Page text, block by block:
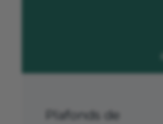
Plafonds de